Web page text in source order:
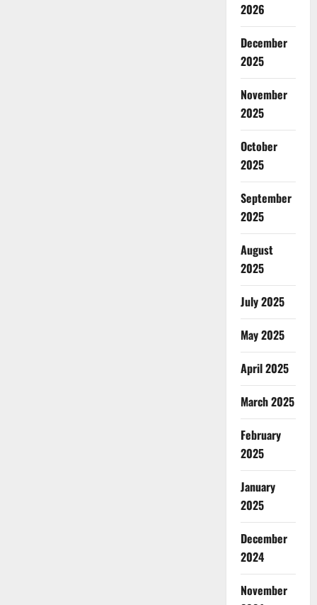
2026
December
2025
November
2025
October
2025
September
2025
August
2025
July 2025
May 2025
April 2025
March 2025
February
2025
January
2025
December
2024
November